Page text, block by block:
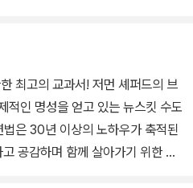
경험을 바탕으로 《뉴스킷 수도
난 수십 년간 스테디셀러로 자리를
팔렸다. 이 책에서 소개된 훈련법
훈련법으로 인정받고 있다. 저서로
《신의 개 Divine Canine》 등이 있
최고의 교과서! 저먼 셰퍼드의 브
적인 명성을 얻고 있는 뉴스킷 수도
은 30년 이상의 노하우가 축적된
공감하며 함께 살아가기 위한 열